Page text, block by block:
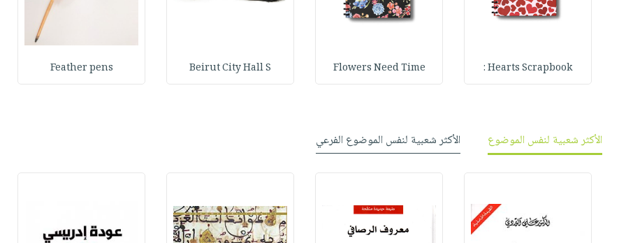
Hearts Scrapbook :
Flowers Need Time
Beirut City Hall S
Feather pens
الأكثر شعبية لنفس الموضوع الأكثر شعبية لنفس الموضوع الفرعي